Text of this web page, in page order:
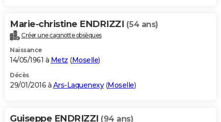
Marie-christine ENDRIZZI (54 ans)
Créer une cagnotte obsèques
Naissance
14/05/1961 à Metz (Moselle)
Décès
29/01/2016 à Ars-Laquenexy(Moselle)
Guiseppe ENDRIZZI (94 ans)